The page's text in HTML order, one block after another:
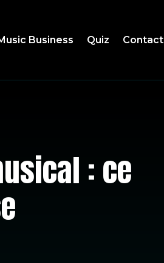
Business Quiz Contact
: ce